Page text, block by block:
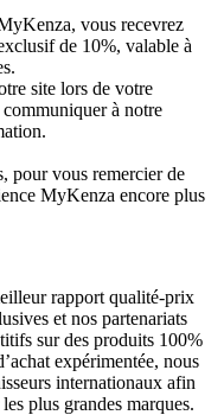
vous recevrez
de 10%, valable à
site lors de votre
à notre
pour vous remercier de
MyKenza encore plus
rapport qualité-prix
et nos partenariats
sur des produits 100%
expérimentée, nous
internationaux afin
plus grandes marques.